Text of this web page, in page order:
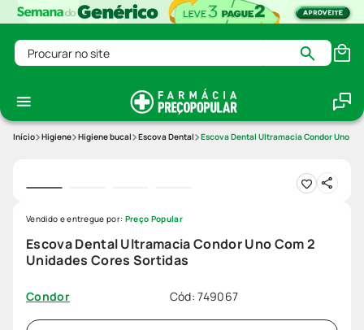
Procurar no site
Higiene Higiene bucal Escova Dental Escova Dental Ultramacia Condor Uno
Escova Dental Ultramacia Condor Uno Com 2
Unidades Cores Sortidas
Condor Cód:749067
Vendido e entregue por: Preço Popular